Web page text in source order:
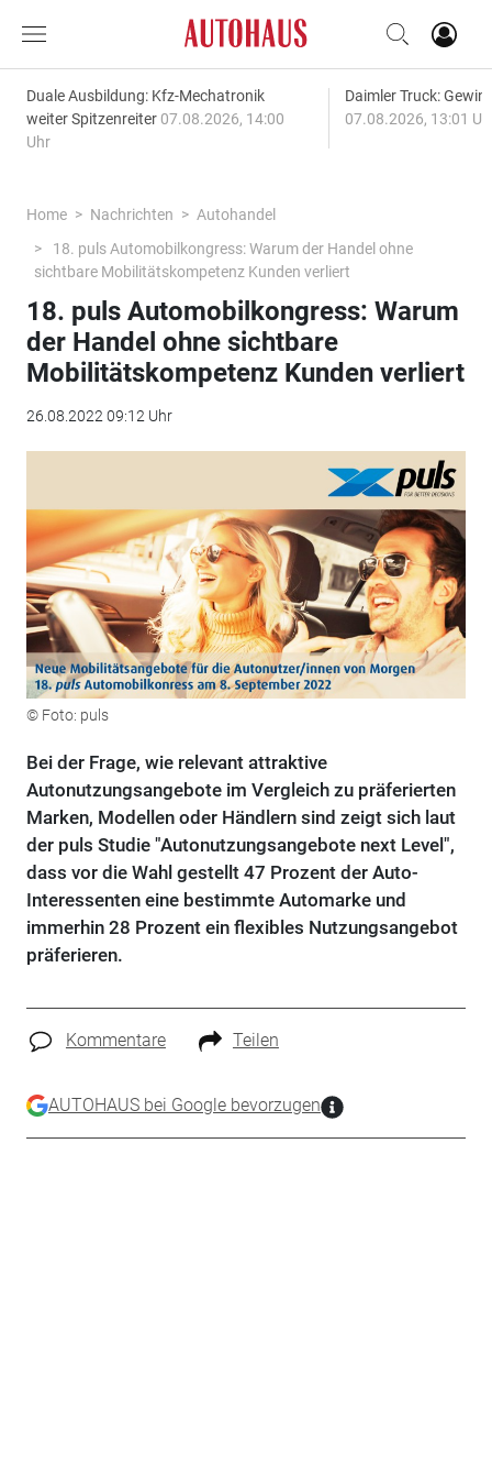
Duale Ausbildung: Kfz-Mechatronik
weiter Spitzenreiter 07.08.2026, 14:00
Uhr
Daimler Truck:
07.08.2026, 13:01
Home Nachrichten
Autohandel
18. puls Automobilkongress: Warum der Handel ohne
sichtbare Mobilitätskompetenz Kunden verliert
18. puls Automobilkongress: Warum
der Handel ohne sichtbare
Mobilitätskompetenz Kunden verliert
26.08.2022 09:12 Uhr
© Foto: puls
Bei der Frage, wie relevant attraktive
Autonutzungsangebote im Vergleich zu präferierten
Marken, Modellen oder Händlern sind zeigt sich laut
der puls Studie "Autonutzungsangebote next Level",
dass vor die Wahl gestellt 47 Prozent der Auto-
Interessenten eine bestimmte Automarke und
immerhin 28 Prozent ein flexibles Nutzungsangebot
präferieren.
Kommentare Teilen
AUTOHAUS bei Google bevorzugen